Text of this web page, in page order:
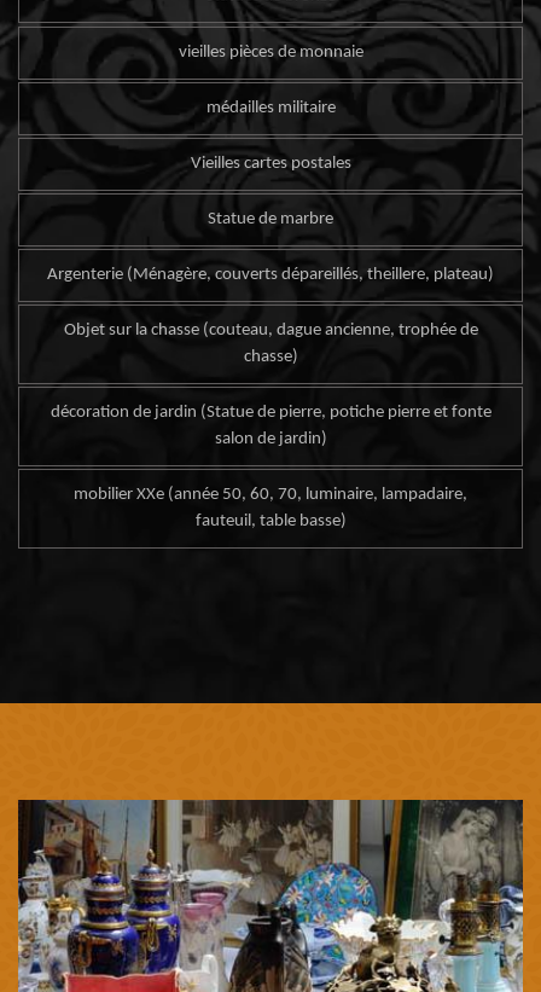
vieilles pièces de monnaie
médailles militaire
Vieilles cartes postales
Statue de marbre
Argenterie (Ménagère, couverts dépareillés, theillere, plateau)
Objet sur la chasse (couteau, dague ancienne, trophée de
chasse)
décoration de jardin (Statue de pierre, potiche pierre et fonte
salon de jardin)
mobilier XXe (année 50, 60, 70, luminaire, lampadaire,
fauteuil, table basse)